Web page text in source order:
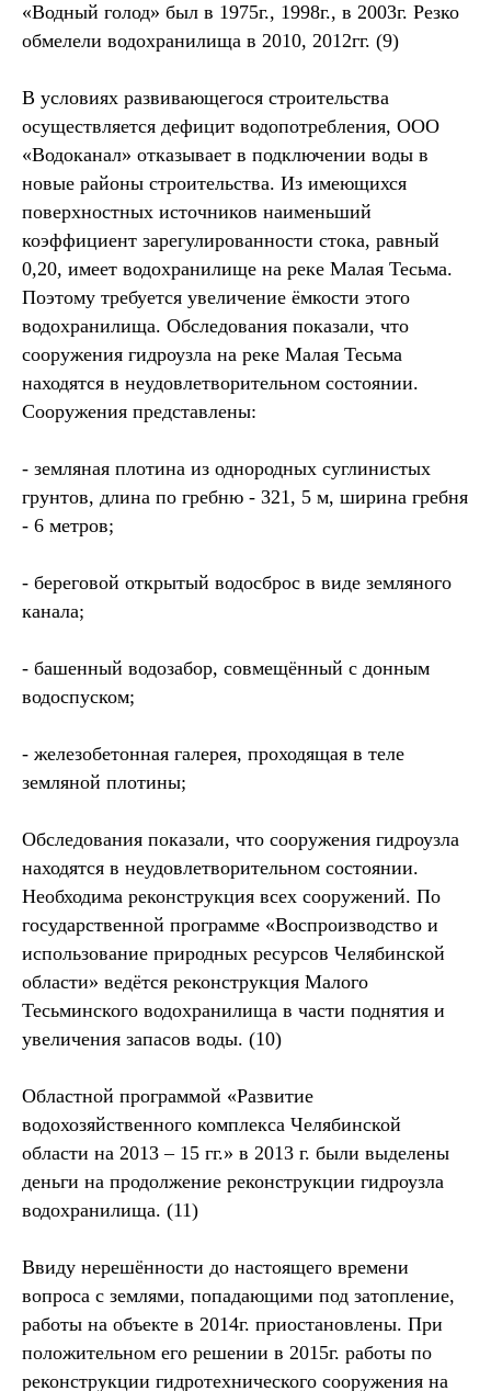
«Водный голод» был в 1975г., 1998г., в 2003г. Резко
обмелели водохранилища в 2010, 2012гг. (9)
В условиях развивающегося строительства
осуществляется дефицит водопотребления, ООО
«Водоканал» отказывает в подключении воды в
новые районы строительства. Из имеющихся
поверхностных источников наименьший
коэффициент зарегулированности стока, равный
0,20, имеет водохранилище на реке Малая Тесьма.
Поэтому требуется увеличение ёмкости этого
водохранилища. Обследования показали, что
сооружения гидроузла на реке Малая Тесьма
находятся в неудовлетворительном состоянии.
Сооружения представлены:
- земляная плотина из однородных суглинистых
грунтов, длина по гребню - 321, 5 м, ширина гребня
- 6 метров;
- береговой открытый водосброс в виде земляного
канала;
- башенный водозабор, совмещённый с донным
водоспуском;
- железобетонная галерея, проходящая в теле
земляной плотины;
Обследования показали, что сооружения гидроузла
находятся в неудовлетворительном состоянии.
Необходима реконструкция всех сооружений. По
государственной программе «Воспроизводство и
использование природных ресурсов Челябинской
области» ведётся реконструкция Малого
Тесьминского водохранилища в части поднятия и
увеличения запасов воды. (10)
Областной программой «Развитие
водохозяйственного комплекса Челябинской
области на 2013 – 15 гг.» в 2013 г. были выделены
деньги на продолжение реконструкции гидроузла
водохранилища. (11)
Ввиду нерешённости до настоящего времени
вопроса с землями, попадающими под затопление,
работы на объекте в 2014г. приостановлены. При
положительном его решении в 2015г. работы по
реконструкции гидротехнического сооружения на